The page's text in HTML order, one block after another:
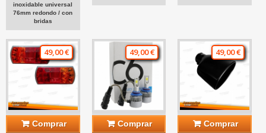
inoxidable universal
76mm redondo / con
bridas
49,00 €
Comprar
49,00 €
Comprar
49,00 €
Comprar